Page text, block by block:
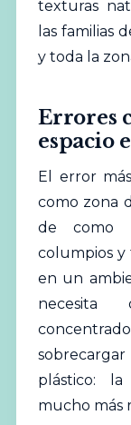
texturas
las familias
y toda la
Errores
espacio
El error
como zona
de como
columpios y
en un
necesita
plástico:
mucho más